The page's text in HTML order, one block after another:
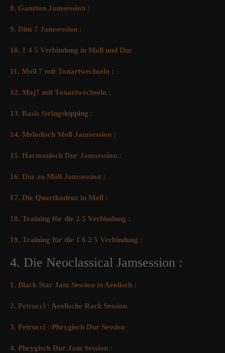
8. Ganzton Jamsession :
9. Dim 7 Jamsession :
10. 1 4 5 Verbindung in Moll und Dur
11. Moll 7 mit Tonartwechseln :
12. Maj7 mit Tonartwechseln :
13. Basis Stringskipping :
14. Melodisch Moll Jamsession :
15. Harmonisch Dur Jamsession :
16. Dur zu Moll Jamsession :
17. Die Quartkadenz in Moll :
18. Training für die 2 5 Verbindung :
19. Training für die 1 6 2 5 Verbindung :
4. Die Neoclassical Jamsession :
1. Black Star Jam Session in Aeolisch :
2. Petrucci : Aeolische Rock Session
3. Petrucci : Phrygisch Dur Session
4. Phrygisch Dur Jam Session :